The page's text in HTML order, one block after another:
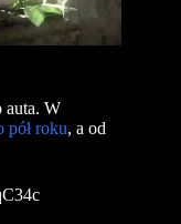
auta. W
pół roku, a od